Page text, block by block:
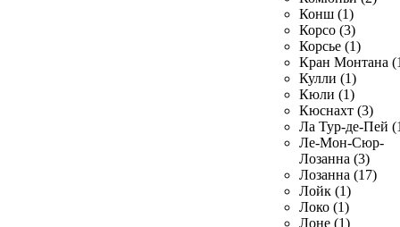
Конш (1)
Корсо (3)
Корсье (1)
Кран Монтана
Кулли (1)
Кюли (1)
Кюснахт (3)
Ла Тур-де-Пей
Ле-Мон-Сюр-
Лозанна (3)
Лозанна (17)
Лойк (1)
Локо (1)
Лоне (1)